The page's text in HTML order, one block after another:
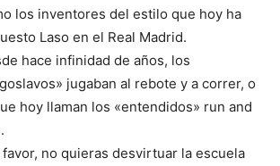
los inventores del estilo que hoy ha
Laso en el Real Madrid.
hace infinidad de años, los
jugaban al rebote y a correr, o
hoy llaman los «entendidos» run and
favor, no quieras desvirtuar la escuela